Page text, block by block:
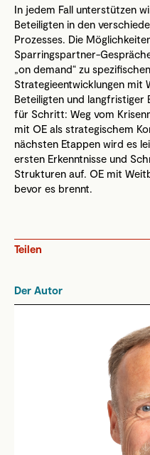
In jedem Fall unterstützen
Beteiligten in den
Prozesses. Die
Sparringspartner-
„on demand“ zu
Strategieentwicklungen mit
Beteiligten und langfristiger
für Schritt: Weg vom
mit OE als strategischem
nächsten Etappen wird es
ersten Erkenntnisse und
Strukturen auf. OE mit
bevor es brennt.
Teilen
Der Autor